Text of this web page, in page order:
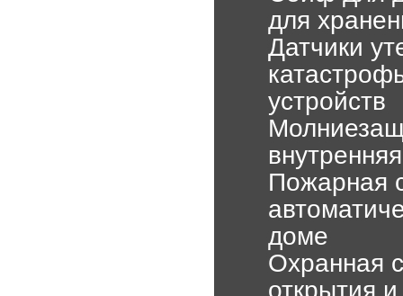
для
Датчики
устройств
Пожарная
доме
Охранная
открытия